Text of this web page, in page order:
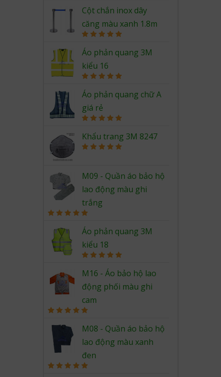
out of 5
Cột chắn inox dây
căng màu xanh 1.8m
out of 5
Áo phản quang 3M
kiểu 16
out of 5
Áo phản quang chữ A
giá rẻ
out of 5
Khẩu trang 3M 8247
M09 - Quần áo bảo hộ
lao động màu ghi
trắng
out of 5
Áo phản quang 3M
kiểu 18
out of 5
M16 - Áo bảo hộ lao
động phối màu ghi
cam
out of 5
M08 - Quần áo bảo hộ
lao động màu xanh
đen